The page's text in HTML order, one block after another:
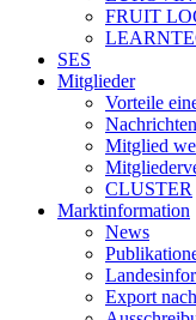
FRUIT
SES
Mitglieder
Vorteile
Mitglied
CLUSTER
Marktinformation
News
Export